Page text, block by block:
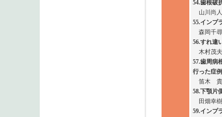
54.歯根破
山川尚人
55.インプ
森岡千尋
56.すれ違
木村茂夫
57.歯周病
行った症例
笛木 貴
58.下顎片
田畑幸樹
59.インプ